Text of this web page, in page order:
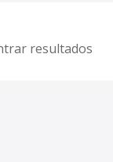
resultados